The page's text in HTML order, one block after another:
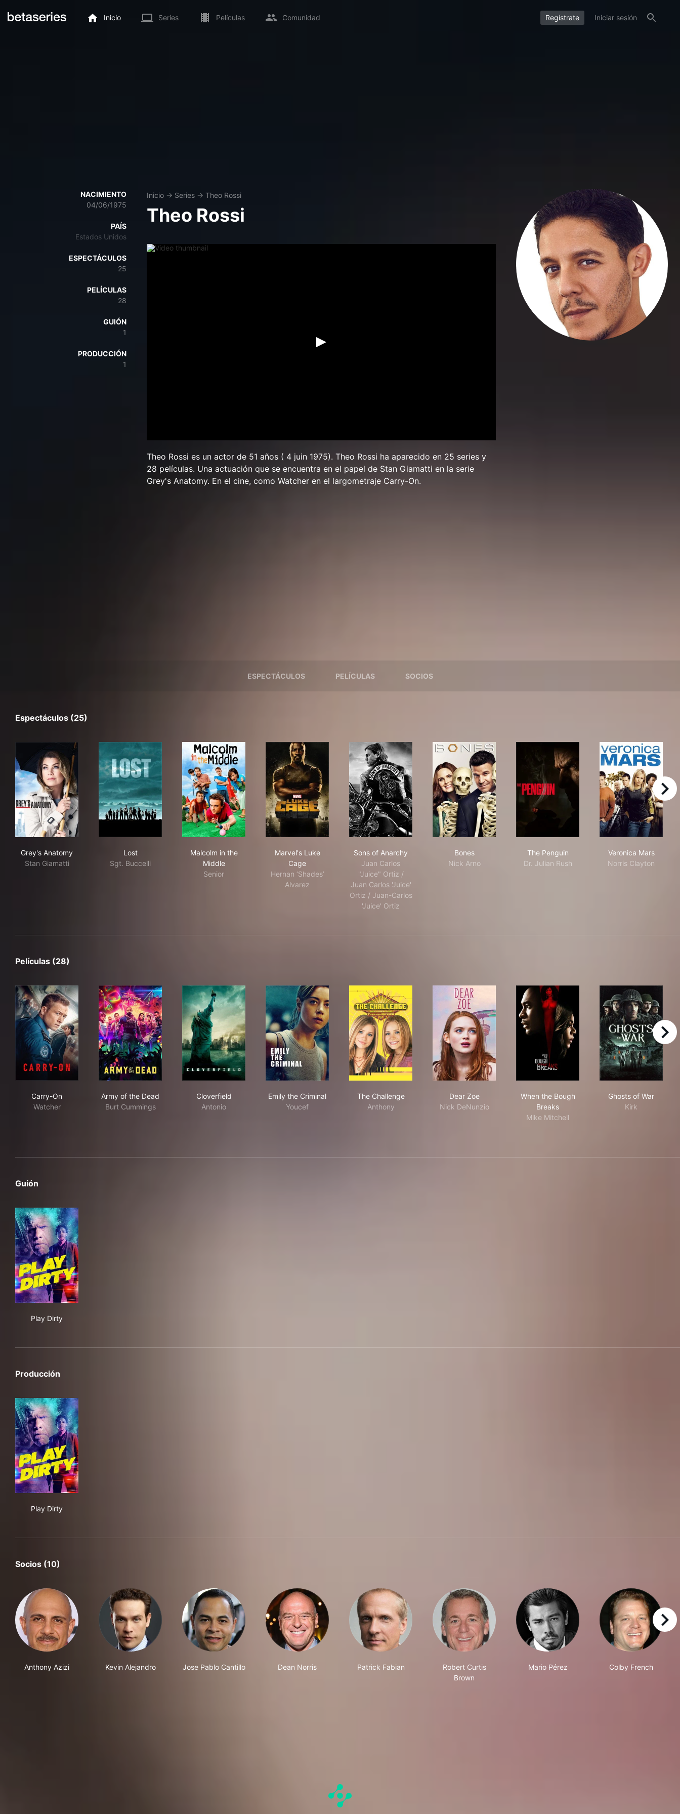
Inicio Series Películas Comunidad Regístrate Iniciar sesión
NACIMIENTO
04/06/1975
PAÍS
Estados Unidos
ESPECTÁCULOS
25
PELÍCULAS
28
GUIÓN
1
PRODUCCIÓN
1
Inicio → Series → Theo Rossi
Theo Rossi
Theo Rossi es un actor de 51 años ( 4 juin 1975). Theo Rossi ha aparecido en 25 series y
28 películas. Una actuación que se encuentra en el papel de Stan Giamatti en la serie
Grey's Anatomy. En el cine, como Watcher en el largometraje Carry-On.
ESPECTÁCULOS PELÍCULAS SOCIOS
Espectáculos (25)
Grey's Anatomy
Stan Giamatti
Lost
Sgt. Buccelli
Malcolm in the
Middle
Senior
Marvel's Luke
Cage
Hernan ‘Shades’
Alvarez
Sons of Anarchy
Juan Carlos
"Juice" Ortiz /
Juan Carlos 'Juice'
Ortiz / Juan-Carlos
'Juice' Ortiz
Bones
Nick Arno
The Penguin
Dr. Julian Rush
Veronica Mars
Norris Clayton
right
Películas (28)
Carry-On
Watcher
Army of the Dead
Burt Cummings
Cloverfield
Antonio
Emily the Criminal
Youcef
The Challenge
Anthony
Dear Zoe
Nick DeNunzio
When the Bough
Breaks
Mike Mitchell
Ghosts of War
Kirk
right
Guión
Play Dirty
Producción
Play Dirty
Socios (10)
Anthony Azizi Kevin Alejandro Jose Pablo Cantillo Dean Norris Patrick Fabian
Robert Curtis
Brown
Mario Pérez Colby French
right